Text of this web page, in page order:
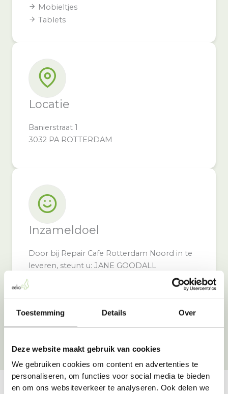
Toestemming Details Over
Deze website maakt gebruik van cookies
We gebruiken cookies om content en advertenties te
personaliseren, om functies voor social media te bieden
en om ons websiteverkeer te analyseren. Ook delen we
Mobieltjes
Tablets
Locatie
Banierstraat 1
3032 PA ROTTERDAM
Inzameldoel
Door bij Repair Cafe Rotterdam Noord in te
leveren, steunt u: JANE GOODALL
Over onze goede doelen